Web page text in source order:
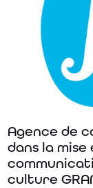
Agence de
dans la
culture